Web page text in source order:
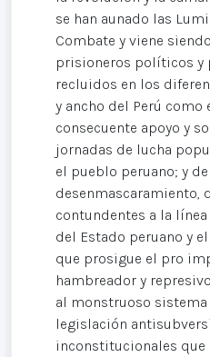
se han aunado las
Combate y viene
prisioneros políticos y
recluidos en los
y ancho del Perú como
consecuente apoyo y
jornadas de lucha
el pueblo peruano; y de
desenmascaramiento,
contundentes a la
del Estado peruano y
que prosigue el pro
hambreador y
al monstruoso sistema
legislación
inconstitucionales que